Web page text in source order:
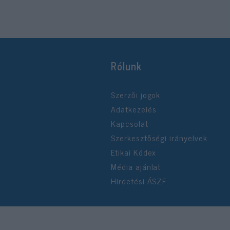
Rólunk
Szerzői jogok
Adatkezelés
Kapcsolat
Szerkesztőségi irányelvek
Etikai Kódex
Média ajánlat
Hirdetési ÁSZF